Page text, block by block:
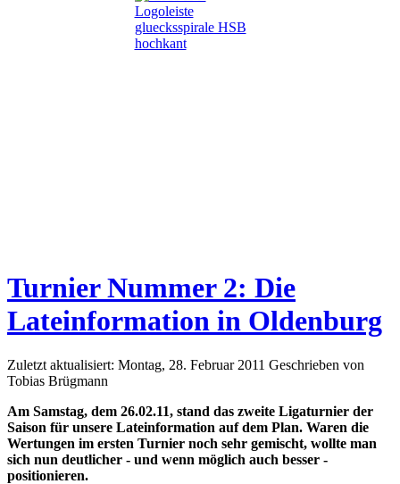
Turnier Nummer 2: Die
Lateinformation in Oldenburg
Zuletzt aktualisiert: Montag, 28. Februar 2011 Geschrieben von
Tobias Brügmann
Am Samstag, dem 26.02.11, stand das zweite Ligaturnier der
Saison für unsere Lateinformation auf dem Plan. Waren die
Wertungen im ersten Turnier noch sehr gemischt, wollte man
sich nun deutlicher - und wenn möglich auch besser -
positionieren.